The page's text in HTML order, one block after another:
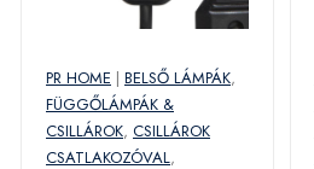
PR HOME | BELSŐ LÁMPÁK,
FÜGGŐLÁMPÁK &
CSILLÁROK, CSILLÁROK
CSATLAKOZÓVAL,